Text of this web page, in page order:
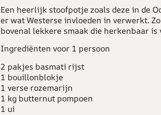
Een heerlijk stoofpotje zoals deze in de
er wat Westerse invloeden in verwerkt.
bovenal lekkere smaak die herkenbaar is
Ingrediënten voor 1 persoon
2 pakjes basmati rijst
1 bouillonblokje
1 verse rozemarijn
1 kg butternut pompoen
1 ui